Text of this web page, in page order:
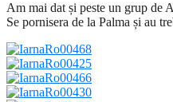
Am mai dat și peste un grup de
Se pornisera de la Palma și au